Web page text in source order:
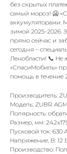
без скрытых
самый мороз! 🥶
аккумуляторами.
зимой 2025-2026.
прямо сейчас и
сегодня –
Ленобласти! 📞 Не
«СпасиМобиль»
помощь в течение
Производитель:
Модель: ZUBR
Полярность:
Размер, мм:
Пусковой ток: 630
Напряжение, В: 12
Производство: